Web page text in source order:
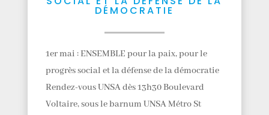
DÉMOCRATIE
1er mai : ENSEMBLE pour la paix, pour le
progrès social et la défense de la démocratie
Rendez-vous UNSA dès 13h30 Boulevard
Voltaire, sous le barnum UNSA Métro St